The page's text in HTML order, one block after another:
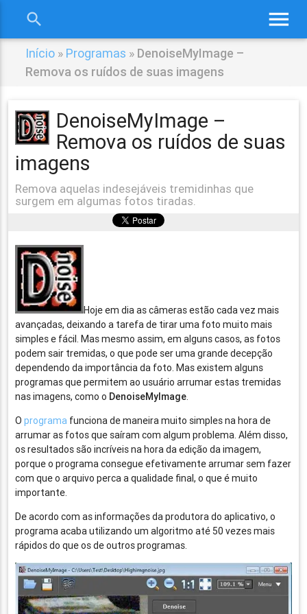
menu
search
Início » Programas » DenoiseMyImage –
Remova os ruídos de suas imagens
DenoiseMyImage –
Remova os ruídos de suas
imagens
Remova aquelas indesejáveis tremidinhas que
surgem em algumas fotos tiradas.
Hoje em dia as câmeras estão cada vez mais
avançadas, deixando a tarefa de tirar uma foto muito mais
simples e fácil. Mas mesmo assim, em alguns casos, as fotos
podem sair tremidas, o que pode ser uma grande decepção
dependendo da importância da foto. Mas existem alguns
programas que permitem ao usuário arrumar estas tremidas
nas imagens, como o DenoiseMyImage.
Oprograma funciona de maneira muito simples na hora de
arrumar as fotos que saíram com algum problema. Além disso,
os resultados são incríveis na hora da edição da imagem,
porque o programa consegue efetivamente arrumar sem fazer
com que o arquivo perca a qualidade final, o que é muito
importante.
De acordo com as informações da produtora do aplicativo, o
programa acaba utilizando um algoritmo até 50 vezes mais
rápidos do que os de outros programas.